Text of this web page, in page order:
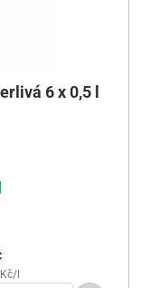
6 x 0,5 l
l